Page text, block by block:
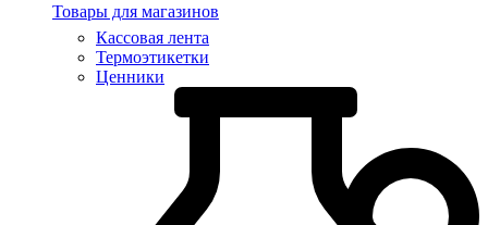
Товары для магазинов
Кассовая лента
Термоэтикетки
Ценники